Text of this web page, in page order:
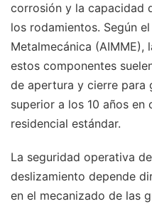
corrosión y la capacidad
los rodamientos. Según
Metalmecánica (AIMME),
estos componentes
de apertura y cierre para
superior a los 10 años en
residencial estándar.
La seguridad operativa
deslizamiento depende
en el mecanizado de las